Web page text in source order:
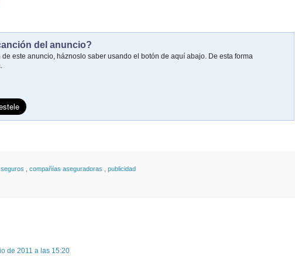
del anuncio?
este anuncio, háznoslo saber usando el botón de aquí abajo. De esta forma
compañías aseguradoras publicidad
de 2011 a las 15:20